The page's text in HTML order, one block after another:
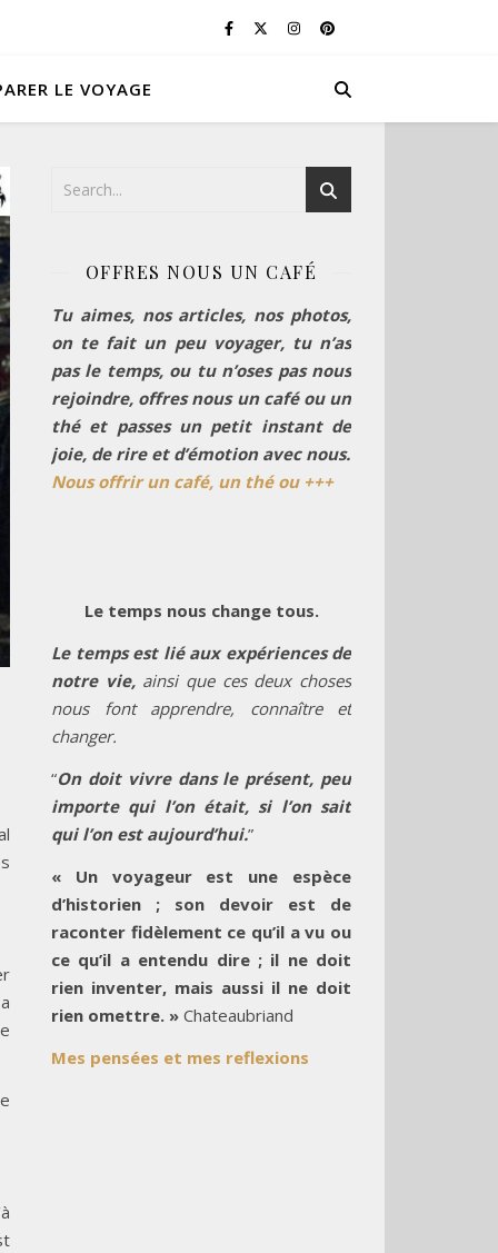
LE VOYAGE
OFFRES NOUS UN CAFÉ
Tu aimes, nos articles, nos photos,
on te fait un peu voyager, tu n’as
pas le temps, ou tu n’oses pas nous
rejoindre, offres nous un café ou un
thé et passes un petit instant de
joie, de rire et d’émotion avec nous.
Nous offrir un café, un thé ou +++
Le temps nous change tous.
Le temps est lié aux expériences de
notre vie, ainsi que ces deux choses
nous font apprendre, connaître et
changer.
“On doit vivre dans le présent, peu
importe qui l’on était, si l’on sait
qui l’on est aujourd’hui.”
« Un voyageur est une espèce
d’historien ; son devoir est de
raconter fidèlement ce qu’il a vu ou
ce qu’il a entendu dire ; il ne doit
rien inventer, mais aussi il ne doit
rien omettre. » Chateaubriand
Mes pensées et mes reflexions